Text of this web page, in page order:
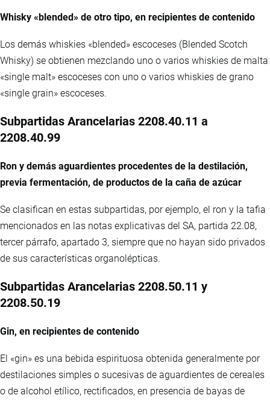
Whisky «blended» de otro tipo, en recipientes de contenido
Los demás whiskies «blended» escoceses (Blended Scotch
Whisky) se obtienen mezclando uno o varios whiskies de malta
«single malt» escoceses con uno o varios whiskies de grano
«single grain» escoceses.
Subpartidas Arancelarias 2208.40.11 a
2208.40.99
Ron y demás aguardientes procedentes de la destilación,
previa fermentación, de productos de la caña de azúcar
Se clasifican en estas subpartidas, por ejemplo, el ron y la tafia
mencionados en las notas explicativas del SA, partida 22.08,
tercer párrafo, apartado 3, siempre que no hayan sido privados
de sus características organolépticas.
Subpartidas Arancelarias 2208.50.11 y
2208.50.19
Gin, en recipientes de contenido
El «gin» es una bebida espirituosa obtenida generalmente por
destilaciones simples o sucesivas de aguardientes de cereales
o de alcohol etílico, rectificados, en presencia de bayas de